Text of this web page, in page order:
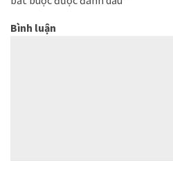
Bình luận